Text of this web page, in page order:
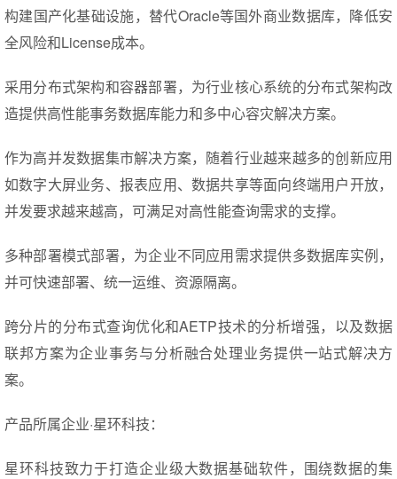
构建国产化基础设施，替代Oracle等国外商业数据库，降低安
全风险和License成本。
采用分布式架构和容器部署，为行业核心系统的分布式架构改
造提供高性能事务数据库能力和多中心容灾解决方案。
作为高并发数据集市解决方案，随着行业越来越多的创新应用
如数字大屏业务、报表应用、数据共享等面向终端用户开放，
并发要求越来越高，可满足对高性能查询需求的支撑。
多种部署模式部署，为企业不同应用需求提供多数据库实例，
并可快速部署、统一运维、资源隔离。
跨分片的分布式查询优化和AETP技术的分析增强，以及数据
联邦方案为企业事务与分析融合处理业务提供一站式解决方
案。
产品所属企业·星环科技：
星环科技致力于打造企业级大数据基础软件，围绕数据的集